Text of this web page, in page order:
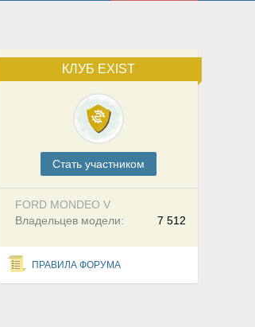
КЛУБ EXIST
Cтать участником
FORD MONDEO V
7 512
Владельцев модели:
ПРАВИЛА ФОРУМА